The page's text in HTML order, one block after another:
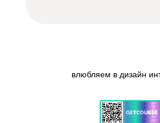
влюбляем в дизайн